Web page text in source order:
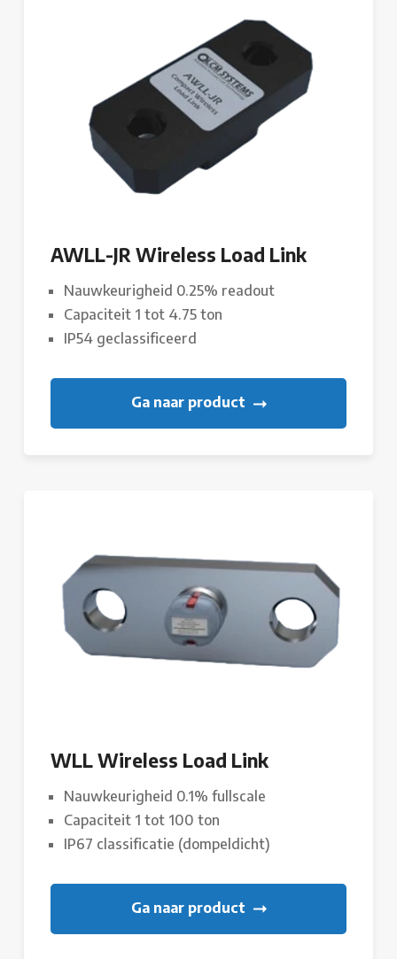
AWLL-JR Wireless Load Link
Nauwkeurigheid 0.25% readout
Capaciteit 1 tot 4.75 ton
IP54 geclassificeerd
Ga naar product
WLL Wireless Load Link
Nauwkeurigheid 0.1% fullscale
Capaciteit 1 tot 100 ton
IP67 classificatie (dompeldicht)
Ga naar product